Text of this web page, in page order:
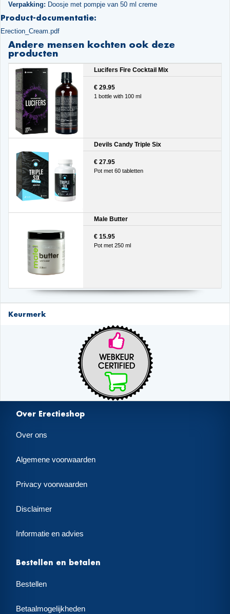
Verpakking: Doosje met pompje van 50 ml creme
Product-documentatie:
Erection_Cream.pdf
Andere mensen kochten ook deze
producten
Lucifers Fire Cocktail Mix
€ 29.95
1 bottle with 100 ml
Devils Candy Triple Six
€ 27.95
Pot met 60 tabletten
Male Butter
€ 15.95
Pot met 250 ml
Keurmerk
Over Erectieshop
Over ons
Algemene voorwaarden
Privacy voorwaarden
Disclaimer
Informatie en advies
Bestellen en betalen
Bestellen
Betaalmogelijkheden